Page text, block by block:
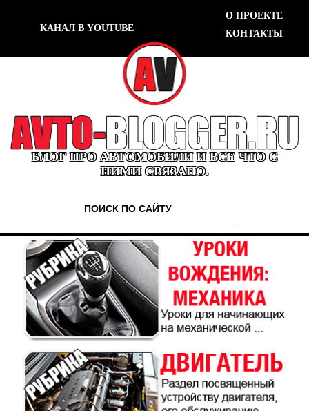
КАНАЛ В YOUTUBE
О ПРОЕКТЕ
КОНТАКТЫ
БЛОГ ПРО АВТОМОБИЛИ И ВСЕ ЧТО С
НИМИ СВЯЗАНО.